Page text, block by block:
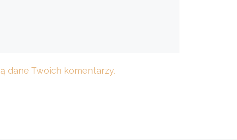
dane Twoich komentarzy.